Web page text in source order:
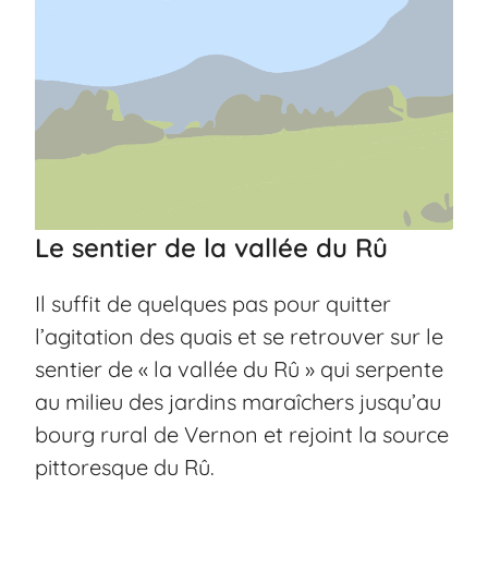
Le sentier de la vallée du Rû
Il suffit de quelques pas pour quitter
l’agitation des quais et se retrouver sur le
sentier de « la vallée du Rû » qui serpente
au milieu des jardins maraîchers jusqu’au
bourg rural de Vernon et rejoint la source
pittoresque du Rû.